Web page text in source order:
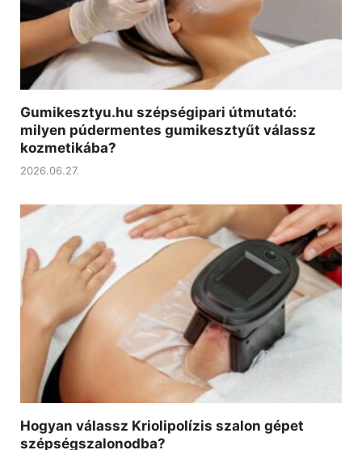
Gumikesztyu.hu szépségipari útmutató:
milyen púdermentes gumikesztyűt válassz
kozmetikába?
2026.06.27.
Hogyan válassz Kriolipolízis szalon gépet
szépségszalonodba?